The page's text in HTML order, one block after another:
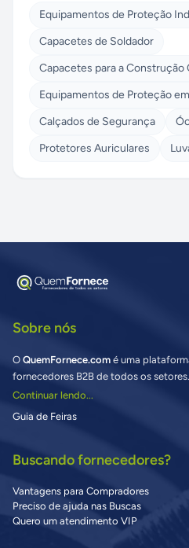
Equipamentos de Proteção
Capacetes de Soldador
Capacetes para a Construção
Equipamentos de Proteção
Calçados de Segurança
Protetores Auriculares
Sobre nós
O QuemFornece.com é uma
fornecedores B2B de todos os setores.
Continuar lendo...
Guia de Feiras
Buscando fornecedores?
Vantagens para Compradores
Preciso de ajuda nas Buscas
Quero um atendimento VIP